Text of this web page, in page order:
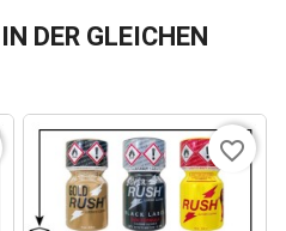
DER GLEICHEN
favorite_border